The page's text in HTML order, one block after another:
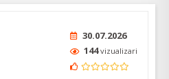
30.07.2026
144vizualizari